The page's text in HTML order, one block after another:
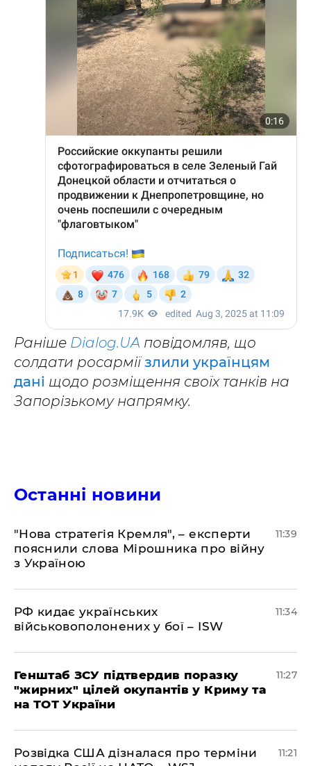
Раніше Dialog.UA повідомляв, що
солдати росарміїзлили українцям
дані щодо розміщення своїх танків на
Запорізькому напрямку.
Останні новини
"Нова стратегія Кремля", – експерти
пояснили слова Мірошника про війну
з Україною
11:39
РФ кидає українських
військовополонених у бої – ISW
11:34
Генштаб ЗСУ підтвердив поразку
"жирних" цілей окупантів у Криму та
на ТОТ України
11:27
Розвідка США дізналася про терміни
11:21